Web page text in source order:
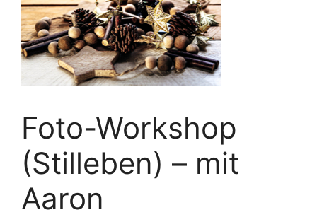
Foto-Workshop
(Stilleben) – mit
Aaron